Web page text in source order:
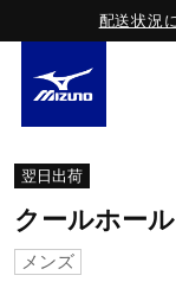
配送状況
翌日出荷
クールホー
メンズ